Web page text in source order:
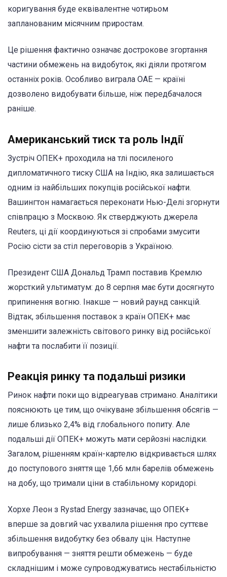
коригування буде еквівалентне чотирьом
запланованим місячним приростам.
Це рішення фактично означає дострокове згортання
частини обмежень на видобуток, які діяли протягом
останніх років. Особливо виграла ОАЕ — країні
дозволено видобувати більше, ніж передбачалося
раніше.
Американський тиск та роль Індії
Зустріч ОПЕК+ проходила на тлі посиленого
дипломатичного тиску США на Індію, яка залишається
одним із найбільших покупців російської нафти.
Вашингтон намагається переконати Нью-Делі згорнути
співпрацю з Москвою. Як стверджують джерела
Reuters, ці дії координуються зі спробами змусити
Росію сісти за стіл переговорів з Україною.
Президент США Дональд Трамп поставив Кремлю
жорсткий ультиматум: до 8 серпня має бути досягнуто
припинення вогню. Інакше — новий раунд санкцій.
Відтак, збільшення поставок з країн ОПЕК+ має
зменшити залежність світового ринку від російської
нафти та послабити її позиції.
Реакція ринку та подальші ризики
Ринок нафти поки що відреагував стримано. Аналітики
пояснюють це тим, що очікуване збільшення обсягів —
лише близько 2,4% від глобального попиту. Але
подальші дії ОПЕК+ можуть мати серйозні наслідки.
Загалом, рішенням країн-картелю відкривається шлях
до поступового зняття ще 1,66 млн барелів обмежень
на добу, що тримали ціни в стабільному коридорі.
Хорхе Леон з Rystad Energy зазначає, що ОПЕК+
вперше за довгий час ухвалила рішення про суттєве
збільшення видобутку без обвалу цін. Наступне
випробування — зняття решти обмежень — буде
складнішим і може супроводжуватись нестабільністю